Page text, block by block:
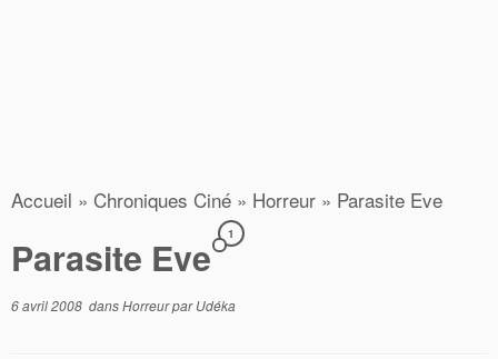
Accueil » Chroniques Ciné » Horreur » Parasite Eve
Parasite Eve 1
6 avril 2008 dansHorreurparUdéka